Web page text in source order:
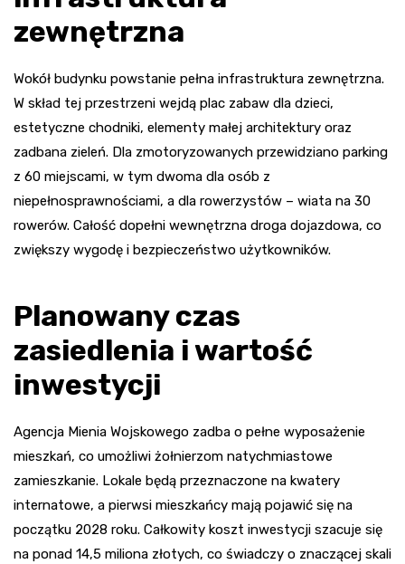
zewnętrzna
Wokół budynku powstanie pełna infrastruktura zewnętrzna.
W skład tej przestrzeni wejdą plac zabaw dla dzieci,
estetyczne chodniki, elementy małej architektury oraz
zadbana zieleń. Dla zmotoryzowanych przewidziano parking
z 60 miejscami, w tym dwoma dla osób z
niepełnosprawnościami, a dla rowerzystów – wiata na 30
rowerów. Całość dopełni wewnętrzna droga dojazdowa, co
zwiększy wygodę i bezpieczeństwo użytkowników.
Planowany czas
zasiedlenia i wartość
inwestycji
Agencja Mienia Wojskowego zadba o pełne wyposażenie
mieszkań, co umożliwi żołnierzom natychmiastowe
zamieszkanie. Lokale będą przeznaczone na kwatery
internatowe, a pierwsi mieszkańcy mają pojawić się na
początku 2028 roku. Całkowity koszt inwestycji szacuje się
na ponad 14,5 miliona złotych, co świadczy o znaczącej skali